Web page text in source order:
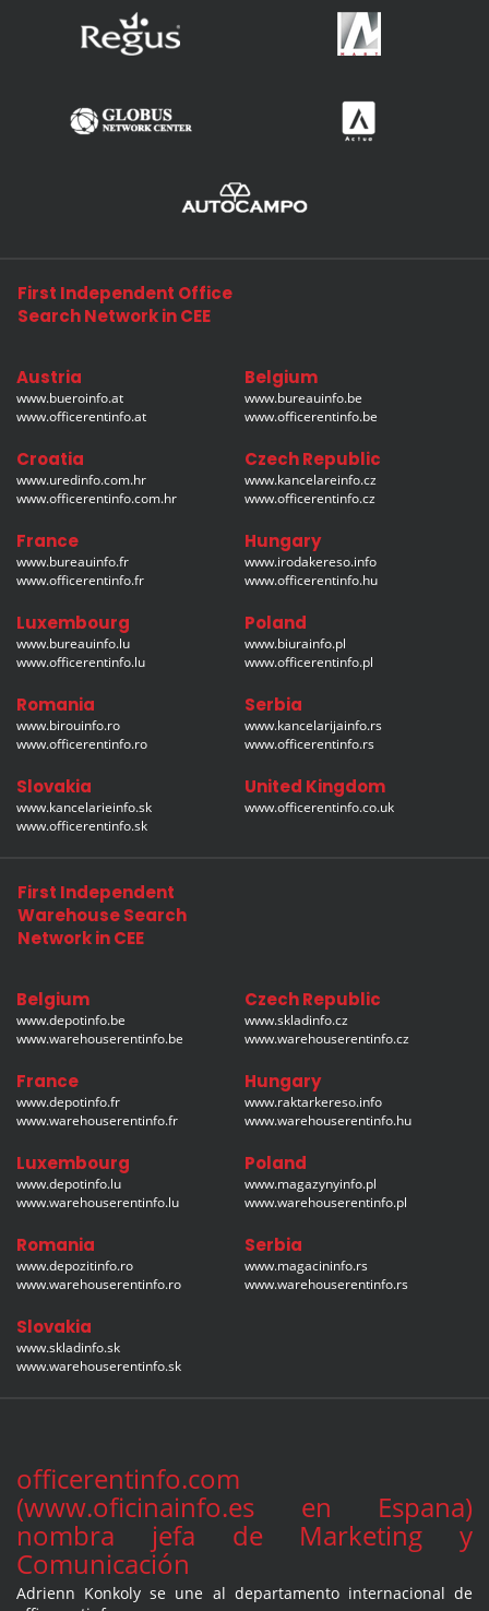
First Independent Office
Search Network in CEE
Austria
www.bueroinfo.at
www.officerentinfo.at
Belgium
www.bureauinfo.be
www.officerentinfo.be
Croatia
www.uredinfo.com.hr
www.officerentinfo.com.hr
Czech Republic
www.kancelareinfo.cz
www.officerentinfo.cz
France
www.bureauinfo.fr
www.officerentinfo.fr
Hungary
www.irodakereso.info
www.officerentinfo.hu
Luxembourg
www.bureauinfo.lu
www.officerentinfo.lu
Poland
www.biurainfo.pl
www.officerentinfo.pl
Romania
www.birouinfo.ro
www.officerentinfo.ro
Serbia
www.kancelarijainfo.rs
www.officerentinfo.rs
Slovakia
www.kancelarieinfo.sk
www.officerentinfo.sk
United Kingdom
www.officerentinfo.co.uk
First Independent
Warehouse Search
Network in CEE
Belgium
www.depotinfo.be
www.warehouserentinfo.be
Czech Republic
www.skladinfo.cz
www.warehouserentinfo.cz
France
www.depotinfo.fr
www.warehouserentinfo.fr
Hungary
www.raktarkereso.info
www.warehouserentinfo.hu
Luxembourg
www.depotinfo.lu
www.warehouserentinfo.lu
Poland
www.magazynyinfo.pl
www.warehouserentinfo.pl
Romania
www.depozitinfo.ro
www.warehouserentinfo.ro
Serbia
www.magacininfo.rs
www.warehouserentinfo.rs
Slovakia
www.skladinfo.sk
www.warehouserentinfo.sk
officerentinfo.com
(www.oficinainfo.es en Espana)
nombra jefa de Marketing y
Comunicación
Adrienn Konkoly se une al departamento internacional de